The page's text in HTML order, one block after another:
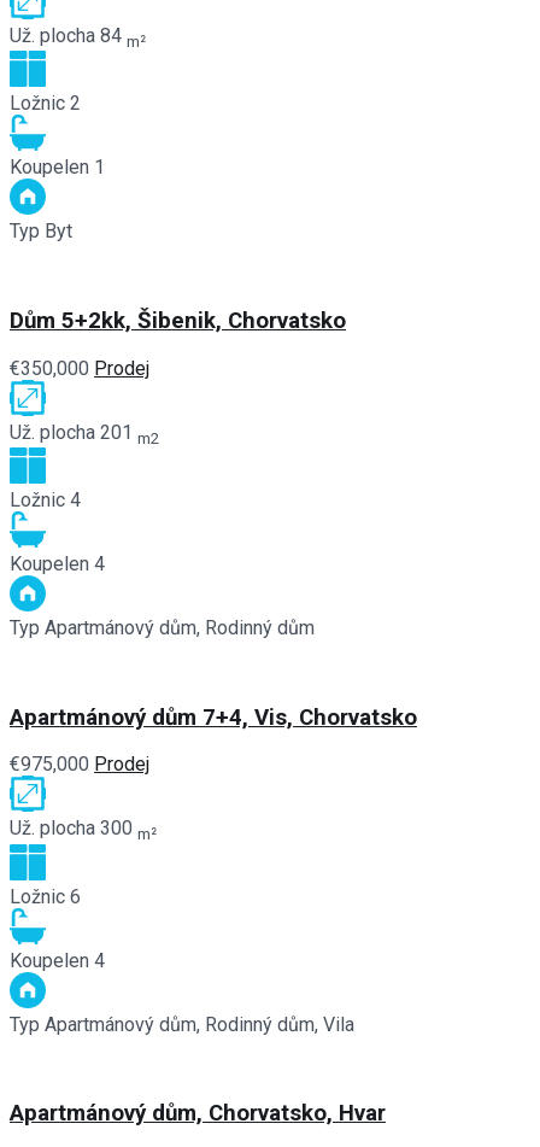
Už. plocha 84 m²
Ložnic 2
Koupelen 1
Typ Byt
Dům 5+2kk, Šibenik, Chorvatsko
€350,000 Prodej
Už. plocha 201 m2
Ložnic 4
Koupelen 4
Typ Apartmánový dům, Rodinný dům
Apartmánový dům 7+4, Vis, Chorvatsko
€975,000 Prodej
Už. plocha 300 m²
Ložnic 6
Koupelen 4
Typ Apartmánový dům, Rodinný dům, Vila
Apartmánový dům, Chorvatsko, Hvar